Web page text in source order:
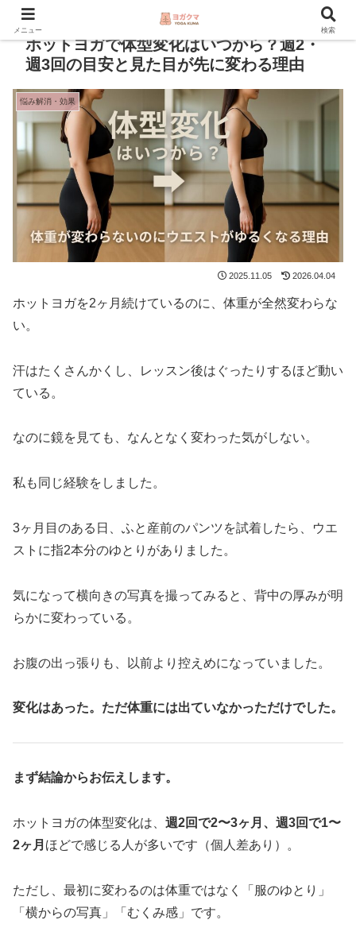
本サイトにはアフィリエイト広告が含まれます。
ホットヨガで体型変化はいつから？週2・
週3回の目安と見た目が先に変わる理由
悩み解消・効果
2025.11.05 2026.04.04
ホットヨガを2ヶ月続けているのに、体重が全然変わらな
い。
汗はたくさんかくし、レッスン後はぐったりするほど動い
ている。
なのに鏡を見ても、なんとなく変わった気がしない。
私も同じ経験をしました。
3ヶ月目のある日、ふと産前のパンツを試着したら、ウエ
ストに指2本分のゆとりがありました。
気になって横向きの写真を撮ってみると、背中の厚みが明
らかに変わっている。
お腹の出っ張りも、以前より控えめになっていました。
変化はあった。ただ体重には出ていなかっただけでした。
まず結論からお伝えします。
ホットヨガの体型変化は、 週2回で2〜3ヶ月、週3回で1〜
2ヶ月 ほどで感じる人が多いです（個人差あり）。
ただし、最初に変わるのは体重ではなく「服のゆとり」
「横からの写真」「むくみ感」です。
メニュー 検索